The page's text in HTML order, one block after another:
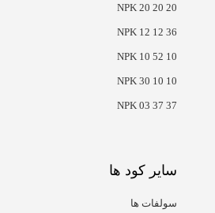
NPK 20 20 20
NPK 12 12 36
NPK 10 52 10
NPK 30 10 10
NPK 03 37 37
سایر کود ها
سولفات ها